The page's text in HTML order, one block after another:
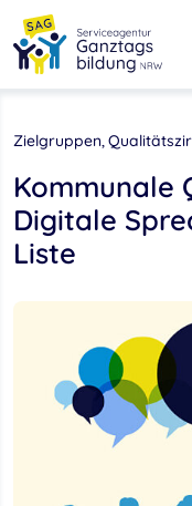
Zur
Zum Inhalt
Zum Footer
Zur
Zielgruppen
Kommunale
Digitale
Liste